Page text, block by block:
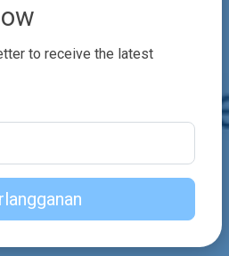
to receive the latest